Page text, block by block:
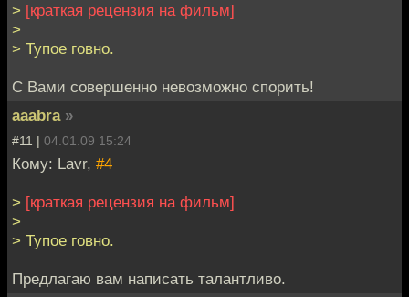
> [краткая рецензия на фильм]
>
> Тупое говно.
С Вами совершенно невозможно спорить!
aaabra »
#11 | 04.01.09 15:24
Кому: Lavr, #4
> [краткая рецензия на фильм]
>
> Тупое говно.
Предлагаю вам написать талантливо.